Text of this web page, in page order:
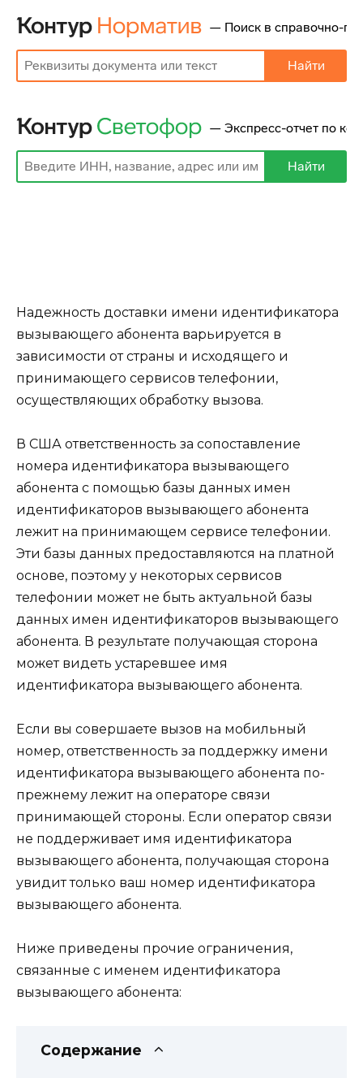
Надежность доставки имени идентификатора
вызывающего абонента варьируется в
зависимости от страны и исходящего и
принимающего сервисов телефонии,
осуществляющих обработку вызова.
В США ответственность за сопоставление
номера идентификатора вызывающего
абонента с помощью базы данных имен
идентификаторов вызывающего абонента
лежит на принимающем сервисе телефонии.
Эти базы данных предоставляются на платной
основе, поэтому у некоторых сервисов
телефонии может не быть актуальной базы
данных имен идентификаторов вызывающего
абонента. В результате получающая сторона
может видеть устаревшее имя
идентификатора вызывающего абонента.
Если вы совершаете вызов на мобильный
номер, ответственность за поддержку имени
идентификатора вызывающего абонента по-
прежнему лежит на операторе связи
принимающей стороны. Если оператор связи
не поддерживает имя идентификатора
вызывающего абонента, получающая сторона
увидит только ваш номер идентификатора
вызывающего абонента.
Ниже приведены прочие ограничения,
связанные с именем идентификатора
вызывающего абонента:
Содержание